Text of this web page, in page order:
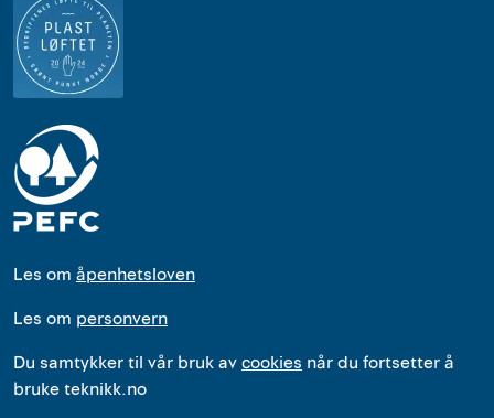
Les om åpenhetsloven
Les om personvern
Du samtykker til vår bruk avcookies når du fortsetter å
bruke teknikk.no